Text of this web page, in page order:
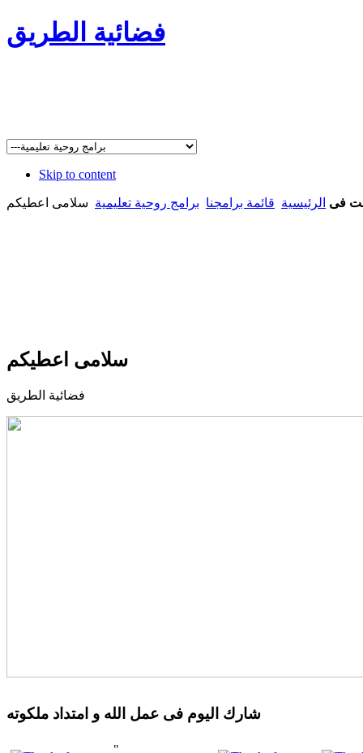
فضائية الطريق
Skip to content
فى الرئيسية قائمة برامجنا برامج روحية تعليمية سلامى اعطيكم
سلامى اعطيكم
فضائية الطريق
شارك اليوم فى عمل الله و امتداد ملكوته
"